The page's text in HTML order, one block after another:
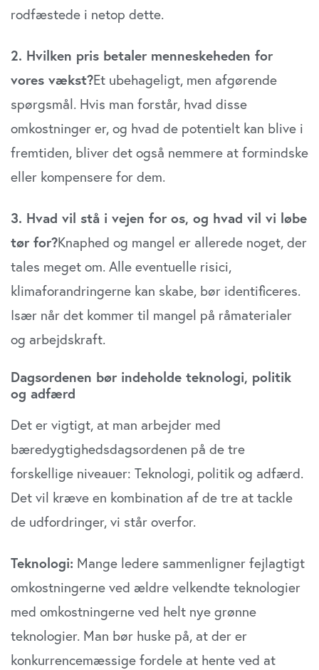
rodfæstede i netop dette.
2. Hvilken pris betaler menneskeheden for
vores vækst?Et ubehageligt, men afgørende
spørgsmål. Hvis man forstår, hvad disse
omkostninger er, og hvad de potentielt kan blive i
fremtiden, bliver det også nemmere at formindske
eller kompensere for dem.
3. Hvad vil stå i vejen for os, og hvad vil vi løbe
tør for?Knaphed og mangel er allerede noget, der
tales meget om. Alle eventuelle risici,
klimaforandringerne kan skabe, bør identificeres.
Især når det kommer til mangel på råmaterialer
og arbejdskraft.
Dagsordenen bør indeholde teknologi, politik
og adfærd
Det er vigtigt, at man arbejder med
bæredygtighedsdagsordenen på de tre
forskellige niveauer: Teknologi, politik og adfærd.
Det vil kræve en kombination af de tre at tackle
de udfordringer, vi står overfor.
Teknologi: Mange ledere sammenligner fejlagtigt
omkostningerne ved ældre velkendte teknologier
med omkostningerne ved helt nye grønne
teknologier. Man bør huske på, at der er
konkurrencemæssige fordele at hente ved at